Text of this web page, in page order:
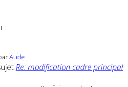
Aude
Re: modification cadre principal